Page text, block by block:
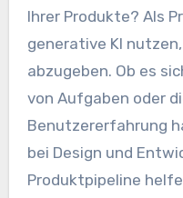
Ihrer Produkte? Als
generative KI
abzugeben. Ob es
von Aufgaben oder
Benutzererfahrung
bei Design und
Produktpipeline